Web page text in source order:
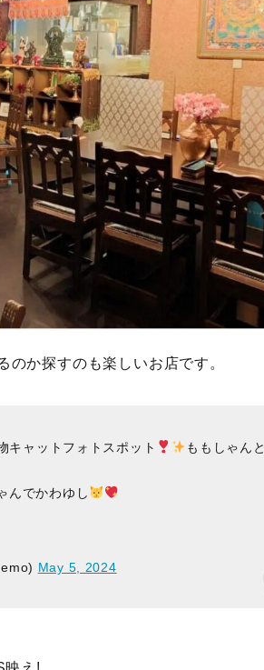
のか探すのも楽しいお店です。
キャットフォトスポット
ももしゃんと
んでかわゆし
May 5, 2024